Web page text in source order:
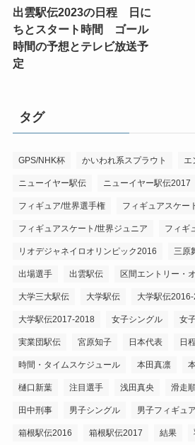
出雲駅伝2023の日程 日に
ちとスタート時間 ゴール
時間の予想とテレビ放送予
定
タグ
GPS/NHK杯 かいわれ系スプラウト エ
ニューイヤー駅伝 ニューイヤー駅伝2017
フィギュア/世界選手権 フィギュアスケー
フィギュアスケート/世界ジュニア フィギ
リオデジャネイロオリンピック2016 三原
出場選手 出雲駅伝 区間エントリー・
大学三大駅伝 大学駅伝 大学駅伝
大学駅伝2017-2018 女子シングル 女
実業団駅伝 宮原知子 日本代表 日程
時間・タイムスケジュール 本田真凛
樋口新葉 注目選手 浅田真央 滑走
田中刑事 男子シングル 男子フィギュア
箱根駅伝2016 箱根駅伝2017 結果